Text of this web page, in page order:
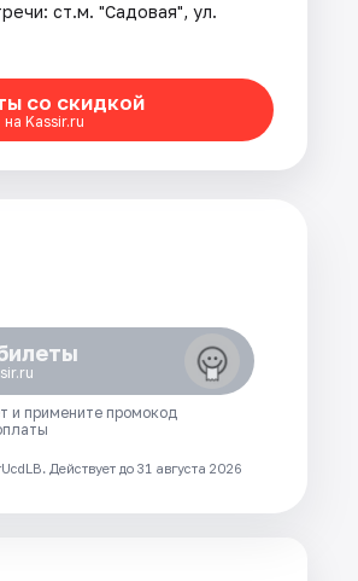
ст.м. "Садовая", ул.
со скидкой
на Kassir.ru
и примените промокод
Действует до 31 августа 2026